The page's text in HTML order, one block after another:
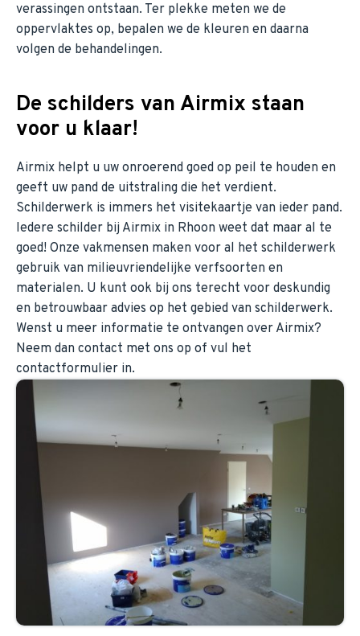
verassingen ontstaan. Ter plekke meten we de
oppervlaktes op, bepalen we de kleuren en daarna
volgen de behandelingen.
De schilders van Airmix staan
voor u klaar!
Airmix helpt u uw onroerend goed op peil te houden en
geeft uw pand de uitstraling die het verdient.
Schilderwerk is immers het visitekaartje van ieder pand.
Iedere schilder bij Airmix in Rhoon weet dat maar al te
goed! Onze vakmensen maken voor al het schilderwerk
gebruik van milieuvriendelijke verfsoorten en
materialen. U kunt ook bij ons terecht voor deskundig
en betrouwbaar advies op het gebied van schilderwerk.
Wenst u meer informatie te ontvangen over Airmix?
Neem dan contact met ons op of vul het
contactformulier in.